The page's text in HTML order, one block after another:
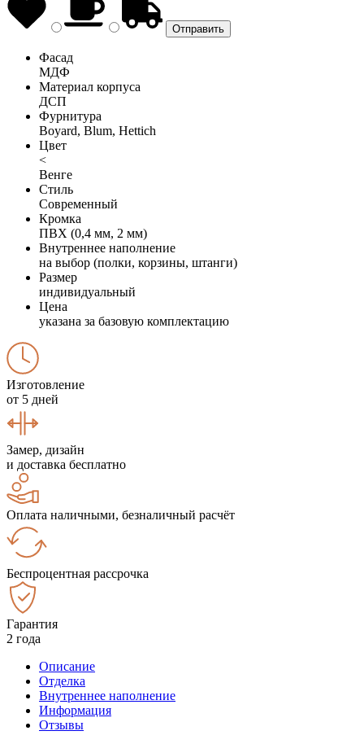
Фасад
МДФ
Материал корпуса
ДСП
Фурнитура
Boyard, Blum, Hettich
Цвет
<
Венге
Стиль
Современный
Кромка
ПВХ (0,4 мм, 2 мм)
Внутреннее наполнение
на выбор (полки, корзины, штанги)
Размер
индивидуальный
Цена
указана за базовую комплектацию
Изготовление
от 5 дней
Замер, дизайн
и доставка бесплатно
Оплата наличными, безналичный расчёт
Беспроцентная рассрочка
Гарантия
2 года
Описание
Отделка
Внутреннее наполнение
Информация
Отзывы